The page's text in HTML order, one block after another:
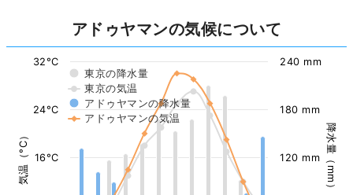
アドゥヤマンの気候について
気温（°C） 降水量（mm）
東京の降水量
東京の気温
アドゥヤマンの降水量
アドゥヤマンの気温
16°C
24°C
32°C
120 mm
180 mm
240 mm